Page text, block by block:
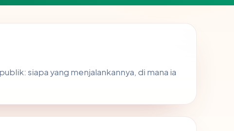
siapa yang menjalankannya, di mana ia